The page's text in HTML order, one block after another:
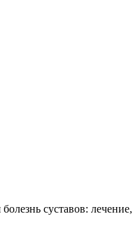
суставов: лечение,